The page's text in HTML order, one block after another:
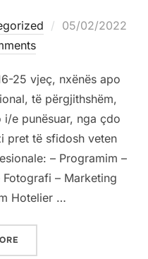
05/02/2022
25 vjeç, nxënës apo
të përgjithshëm,
e punësuar, nga çdo
pret të sfidosh veten
– Programim –
– Marketing
Hotelier …